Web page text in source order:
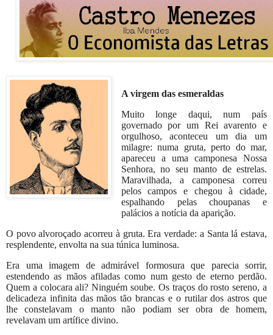
A virgem das esmeraldas
Muito longe daqui, num país
governado por um Rei avarento e
orgulhoso, aconteceu um dia um
milagre: numa gruta, perto do mar,
apareceu a uma camponesa Nossa
Senhora, no seu manto de estrelas.
Maravilhada, a camponesa correu
pelos campos e chegou à cidade,
espalhando pelas choupanas e
palácios a notícia da aparição.
O povo alvoroçado acorreu à gruta. Era verdade: a Santa lá estava,
resplendente, envolta na sua túnica luminosa.
Era uma imagem de admirável formosura que parecia sorrir,
estendendo as mãos afiladas como num gesto de eterno perdão.
Quem a colocara ali? Ninguém soube. Os traços do rosto sereno, a
delicadeza infinita das mãos tão brancas e o rutilar dos astros que
lhe constelavam o manto não podiam ser obra de homem,
revelavam um artífice divino.